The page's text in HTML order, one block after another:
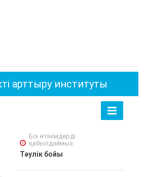
арттыру институты
Toggle
Біз өтінімдерді
қабылдаймыз
Тәулік бойы